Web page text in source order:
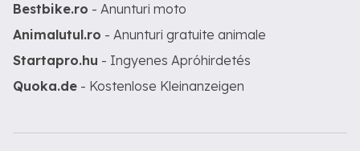
Bestbike.ro - Anunturi moto
Animalutul.ro - Anunturi gratuite animale
Startapro.hu - Ingyenes Apróhirdetés
Quoka.de - Kostenlose Kleinanzeigen